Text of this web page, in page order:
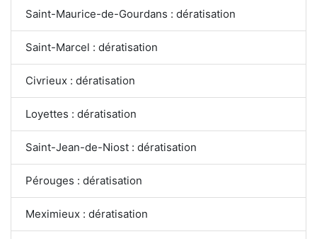
Saint-Maurice-de-Gourdans : dératisation
Saint-Marcel : dératisation
Civrieux : dératisation
Loyettes : dératisation
Saint-Jean-de-Niost : dératisation
Pérouges : dératisation
Meximieux : dératisation